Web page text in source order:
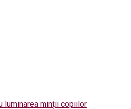
luminarea minții copiilor